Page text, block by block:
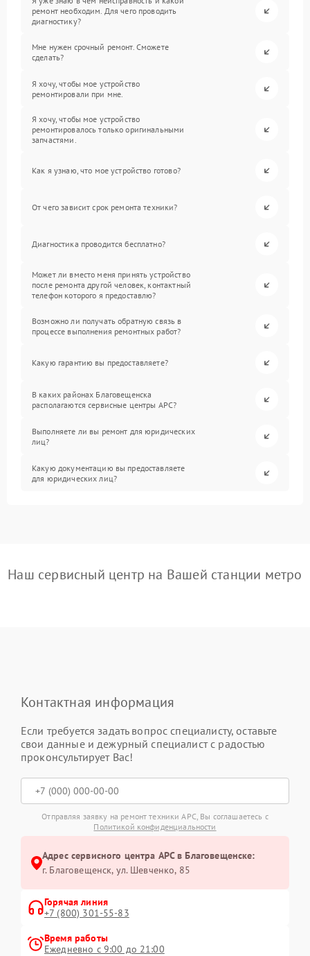
ремонт необходим. Для чего проводить
диагностику?
Мне нужен срочный ремонт. Сможете
сделать?
Я хочу, чтобы мое устройство
ремонтировали при мне.
Я хочу, чтобы мое устройство
ремонтировалось только оригинальными
запчастями.
Как я узнаю, что мое устройство готово?
От чего зависит срок ремонта техники?
Диагностика проводится бесплатно?
Может ли вместо меня принять устройство
после ремонта другой человек, контактный
телефон которого я предоставлю?
Возможно ли получать обратную связь в
процессе выполнения ремонтных работ?
Какую гарантию вы предоставляете?
В каких районах Благовещенска
располагаются сервисные центры APC?
Выполняете ли вы ремонт для юридических
лиц?
Какую документацию вы предоставляете
для юридических лиц?
Наш сервисный центр на Вашей станции метро
Контактная информация
Если требуется задать вопрос специалисту, оставьте
свои данные и дежурный специалист с радостью
проконсультирует Вас!
Отправляя заявку на ремонт техники APC, Вы соглашаетесь с
Политикой конфиденциальности
Адрес сервисного центра APC в Благовещенске:
г. Благовещенск, ул. Шевченко, 85
Горячая линия
+7 (800) 301-55-83
Время работы
Ежедневно с 9:00 до 21:00